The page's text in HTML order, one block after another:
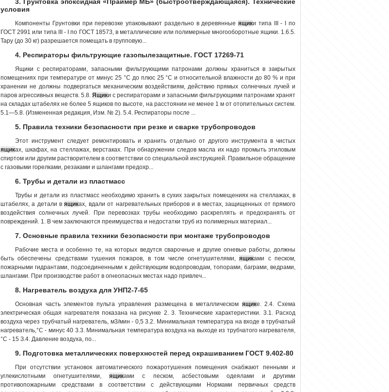
условия
Компоненты Грунтовки при перевозке упаковывают раздельно в деревянныеящики типа III - I по
ГОСТ 2991 или типа III - I по ГОСТ 18573, в металлические или полимерные многооборотные ящики. 1.6.5.
Тару (до 30 кг) разрешается помещать в групповую...
4. Респираторы фильтрующие газопылезащитные. ГОСТ 17269-71
Ящики с респираторами, запасными фильтрующими патронами должны храниться в закрытых
помещениях при температуре от минус 25 °С до плюс 25 °С и относительной влажности до 80 % и при
хранении не должны подвергаться механическим воздействиям, действию прямых со­лнечных лучей и
паров агрессивных веществ. 5.8. Ящики с респираторами и запасными фильтрующими патронами хранят
на складах штабелях не более 5 ящиков по высоте, на расстоянии не менее 1 м от отопительных систем.
5.1—5.8. (Измененная редакция, Изм. № 2). 5.4. Респираторы после ...
5. Правила техники безопасности при резке и сварке трубопроводов
Этот инструмент следует ремонтировать и хранить отдельно от другого инструмента в чистых
ящиках, шкафах, на стеллажах, верстаках. При обнаружении следов масла их надо промыть этиловым
спиртом или другим растворителем в соответствии со специальной инструкцией. Правильное обращение
с газовыми горелками, резаками и шлангами предохр...
6. Трубы и детали из пластмасс
Трубы и детали из пластмасс необходимо хранить в сухих закрытых помещениях на стеллажах, в
штабелях, а детали вящиках, вдали от нагревательных приборов и в местах, защищенных от прямого
воздействия солнечных лучей. При перевозках трубы необходимо раскреплять и предохранять от
повреждений. 1. В чем заключаются преимущества и недостатки труб из полимерных материал...
7. Основные правила техники безопасности при монтаже трубопроводов
Рабочие места и особенно те, на которых ведутся сварочные и другие огневые работы, должны
быть обеспечены средствами тушения пожаров, в том числе огнетушителями,ящиками с песком,
пожарными гидрантами, подсоединенными к действующим водопроводам, топорами, баграми, ведрами,
шлангами. При производстве работ в огнеопасных местах надо привлеч...
8. Нагреватель воздуха для УНП2-7-65
Основная часть элементов пульта управления размещена в металлическом ящике. 2.4. Схема
электрическая общая нагревателя показана на рисунке 2. 3. Технические характеристики. 3.1. Расход
воздуха через трубчатый нагреватель, м3/мин - 0,5 3.2. Минимальная температура на входе в трубчатый
нагреватель,°С - минус 40 3.3. Минимальная температура воздуха на выходе из трубчатого нагревателя,
°С - 15 З.4. Давление воздуха, по...
9. Подготовка металлических поверхностей перед окрашиванием ГОСТ 9.402-80
При отсутствии установок автоматического пожаротушения помещения снабжают пенными и
углекислотными огнетушителями,ящиками с песком, асбестовыми одеялами и другими
противопожарными средствами в соответствии с действующими Нормами первичных средств